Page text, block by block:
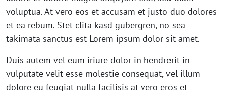
voluptua. At vero eos et accusam et justo duo dolores
et ea rebum. Stet clita kasd gubergren, no sea
takimata sanctus est Lorem ipsum dolor sit amet.
Duis autem vel eum iriure dolor in hendrerit in
vulputate velit esse molestie consequat, vel illum
dolore eu feugiat nulla facilisis at vero eros et